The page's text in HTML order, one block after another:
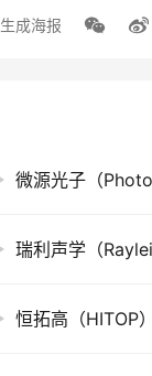
生成海报
微源光子（
瑞利声学（
恒拓高（HITOP